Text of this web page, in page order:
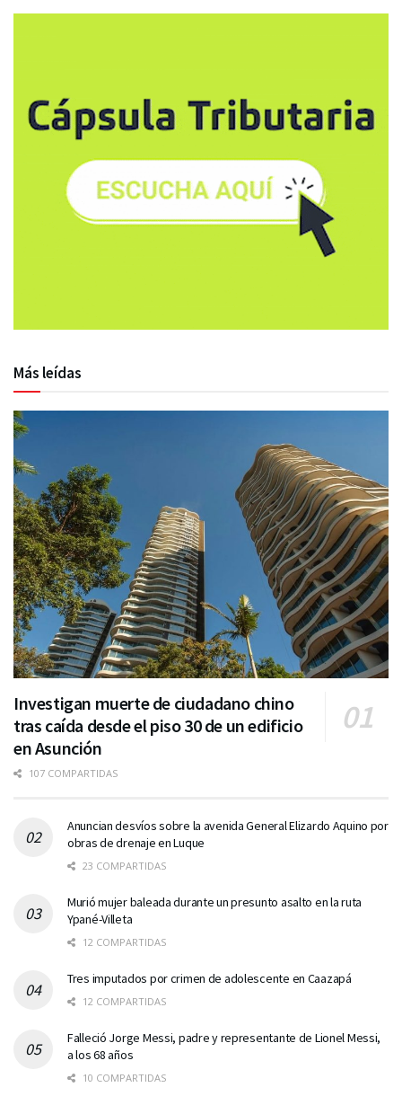
Más leídas
Investigan muerte de ciudadano chino
tras caída desde el piso 30 de un edificio
en Asunción
107 COMPARTIDAS
Anuncian desvíos sobre la avenida General Elizardo Aquino por
obras de drenaje en Luque
23 COMPARTIDAS
Murió mujer baleada durante un presunto asalto en la ruta
Ypané-Villeta
12 COMPARTIDAS
Tres imputados por crimen de adolescente en Caazapá
12 COMPARTIDAS
Falleció Jorge Messi, padre y representante de Lionel Messi,
a los 68 años
10 COMPARTIDAS